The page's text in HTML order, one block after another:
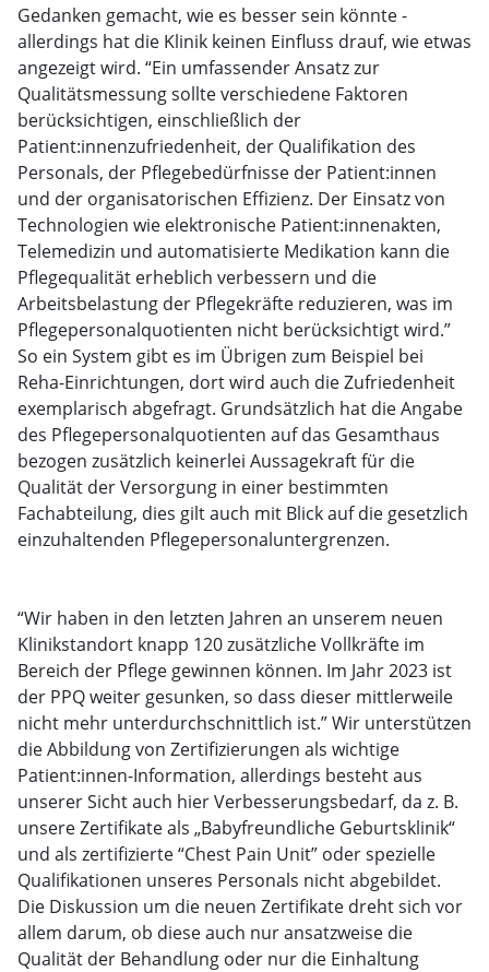
Gedanken gemacht, wie es besser sein könnte -
allerdings hat die Klinik keinen Einfluss drauf, wie etwas
angezeigt wird. “Ein umfassender Ansatz zur
Qualitätsmessung sollte verschiedene Faktoren
berücksichtigen, einschließlich der
Patient:innenzufriedenheit, der Qualifikation des
Personals, der Pflegebedürfnisse der Patient:innen
und der organisatorischen Effizienz. Der Einsatz von
Technologien wie elektronische Patient:innenakten,
Telemedizin und automatisierte Medikation kann die
Pflegequalität erheblich verbessern und die
Arbeitsbelastung der Pflegekräfte reduzieren, was im
Pflegepersonalquotienten nicht berücksichtigt wird.”
So ein System gibt es im Übrigen zum Beispiel bei
Reha-Einrichtungen, dort wird auch die Zufriedenheit
exemplarisch abgefragt. Grundsätzlich hat die Angabe
des Pflegepersonalquotienten auf das Gesamthaus
bezogen zusätzlich keinerlei Aussagekraft für die
Qualität der Versorgung in einer bestimmten
Fachabteilung, dies gilt auch mit Blick auf die gesetzlich
einzuhaltenden Pflegepersonaluntergrenzen.
“Wir haben in den letzten Jahren an unserem neuen
Klinikstandort knapp 120 zusätzliche Vollkräfte im
Bereich der Pflege gewinnen können. Im Jahr 2023 ist
der PPQ weiter gesunken, so dass dieser mittlerweile
nicht mehr unterdurchschnittlich ist.” Wir unterstützen
die Abbildung von Zertifizierungen als wichtige
Patient:innen-Information, allerdings besteht aus
unserer Sicht auch hier Verbesserungsbedarf, da z. B.
unsere Zertifikate als „Babyfreundliche Geburtsklinik“
und als zertifizierte “Chest Pain Unit” oder spezielle
Qualifikationen unseres Personals nicht abgebildet.
Die Diskussion um die neuen Zertifikate dreht sich vor
allem darum, ob diese auch nur ansatzweise die
Qualität der Behandlung oder nur die Einhaltung